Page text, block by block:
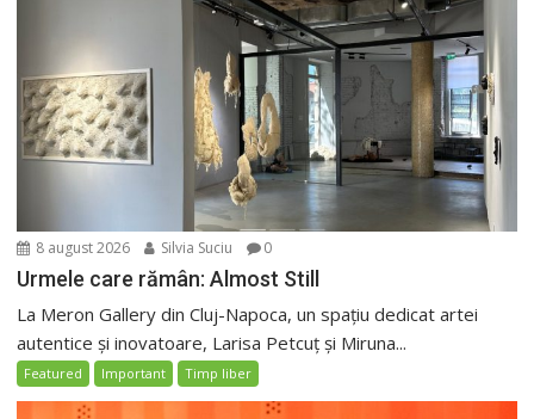
8 august 2026 Silvia Suciu 0
Urmele care rămân: Almost Still
La Meron Gallery din Cluj-Napoca, un spațiu dedicat artei
autentice și inovatoare, Larisa Petcuț și Miruna...
Featured Important Timp liber